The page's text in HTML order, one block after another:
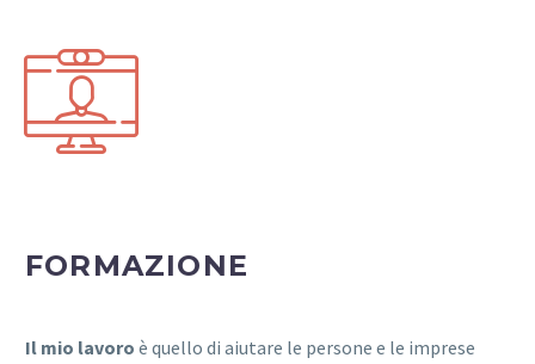


FORMAZIONE
Il mio lavoro è quello di aiutare le persone e le imprese